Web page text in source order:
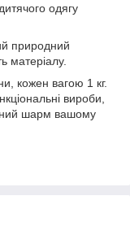
одягу
природний
матеріалу.
кожен вагою 1 кг.
вироби,
шарм вашому